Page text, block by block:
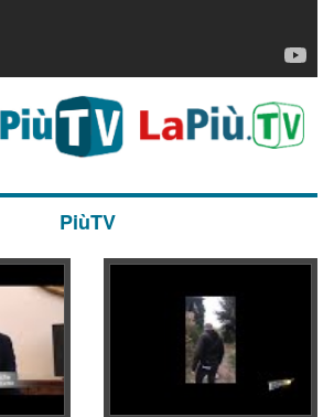
PiùTV